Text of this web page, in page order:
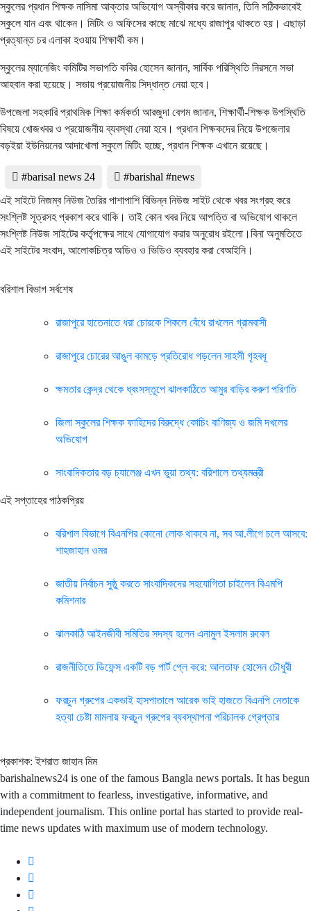
স্কুলের প্রধান শিক্ষক নাসিমা আক্তার অভিযোগ অস্বীকার করে জানান, তিনি সঠিকভাবেই
স্কুলে যান এবং থাকেন। মিটিং ও অফিসের কাছে মাঝে মধ্যে রাজাপুর থাকতে হয়। এছাড়া
প্রত্যান্ত চর এলাকা হওয়ায় শিক্ষার্থী কম।
স্কুলের ম্যানেজিং কমিটির সভাপতি কবির হোসেন জানান, সার্বিক পরিস্থিতি নিরসনে সভা
আহবান করা হয়েছে। সভায় প্রয়োজনীয় সিদ্ধান্ত নেয়া হবে।
উপজেলা সহকারি প্রাথমিক শিক্ষা কর্মকর্তা আরজুদা বেগম জানান, শিক্ষার্থী-শিক্ষক উপস্থিতি
বিষয়ে খোজখবর ও প্রয়োজনীয় ব্যবস্থা নেয়া হবে। প্রধান শিক্ষকদের নিয়ে উপজেলার
বড়ইয়া ইউনিয়নের আদাখোলা স্কুলে মিটিং হচ্ছে, প্রধান শিক্ষক এখানে রয়েছে।
#barisal news 24
#barishal #news
এই সাইটে নিজম্ব নিউজ তৈরির পাশাপাশি বিভিন্ন নিউজ সাইট থেকে খবর সংগ্রহ করে
সংশ্লিষ্ট সূত্রসহ প্রকাশ করে থাকি। তাই কোন খবর নিয়ে আপত্তি বা অভিযোগ থাকলে
সংশ্লিষ্ট নিউজ সাইটের কর্তৃপক্ষের সাথে যোগাযোগ করার অনুরোধ রইলো।বিনা অনুমতিতে
এই সাইটের সংবাদ, আলোকচিত্র অডিও ও ভিডিও ব্যবহার করা বেআইনি।
বরিশাল বিভাগ সর্বশেষ
রাজাপুরে হাতেনাতে ধরা চোরকে শিকলে বেঁধে রাখলেন গ্রামবাসী
রাজাপুরে চোরের আঙুল কামড়ে প্রতিরোধ গড়লেন সাহসী গৃহবধূ
ক্ষমতার কেন্দ্র থেকে ধ্বংসস্তূপে ঝালকাঠিতে আমুর বাড়ির করুণ পরিণতি
জিলা স্কুলের শিক্ষক ফাহিদের বিরুদ্ধে কোচিং বাণিজ্য ও জমি দখলের
অভিযোগ
সাংবাদিকতার বড় চ্যালেঞ্জ এখন ভুয়া তথ্য: বরিশালে তথ্যমন্ত্রী
এই সপ্তাহের পাঠকপ্রিয়
বরিশাল বিভাগে বিএনপির কোনো লোক থাকবে না, সব আ.লীগে চলে আসবে:
শাহজাহান ওমর
জাতীয় নির্বাচন সুষ্ঠু করতে সাংবাদিকদের সহযোগিতা চাইলেন বিএমপি
কমিশনার
ঝালকাঠি আইনজীবী সমিতির সদস্য হলেন এনামুল ইসলাম রুবেল
রাজনীতিতে ডিফেন্স একটি বড় পার্ট প্লে করে: আলতাফ হোসেন চৌধুরী
ফরচুন গ্রুপের একভাই হাসপাতালে আরেক ভাই হাজতে বিএনপি নেতাকে
হত্যা চেষ্টা মামলায় ফরচুন গ্রুপের ব্যবস্থাপনা পরিচালক গ্রেপ্তার
প্রকাশক: ইশরাত জাহান মিম
barishalnews24 is one of the famous Bangla news portals. It has begun
with a commitment to fearless, investigative, informative, and
independent journalism. This online portal has started to provide real-
time news updates with maximum use of modern technology.